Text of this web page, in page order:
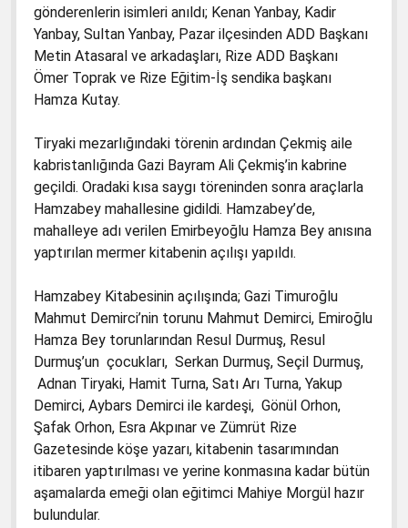
gönderenlerin isimleri anıldı; Kenan Yanbay, Kadir
Yanbay, Sultan Yanbay, Pazar ilçesinden ADD Başkanı
Metin Atasaral ve arkadaşları, Rize ADD Başkanı
Ömer Toprak ve Rize Eğitim-İş sendika başkanı
Hamza Kutay.
Tiryaki mezarlığındaki törenin ardından Çekmiş aile
kabristanlığında Gazi Bayram Ali Çekmiş’in kabrine
geçildi. Oradaki kısa saygı töreninden sonra araçlarla
Hamzabey mahallesine gidildi. Hamzabey’de,
mahalleye adı verilen Emirbeyoğlu Hamza Bey anısına
yaptırılan mermer kitabenin açılışı yapıldı.
Hamzabey Kitabesinin açılışında; Gazi Timuroğlu
Mahmut Demirci’nin torunu Mahmut Demirci, Emiroğlu
Hamza Bey torunlarından Resul Durmuş, Resul
Durmuş’un çocukları, Serkan Durmuş, Seçil Durmuş,
Adnan Tiryaki, Hamit Turna, Satı Arı Turna, Yakup
Demirci, Aybars Demirci ile kardeşi, Gönül Orhon,
Şafak Orhon, Esra Akpınar ve Zümrüt Rize
Gazetesinde köşe yazarı, kitabenin tasarımından
itibaren yaptırılması ve yerine konmasına kadar bütün
aşamalarda emeği olan eğitimci Mahiye Morgül hazır
bulundular.